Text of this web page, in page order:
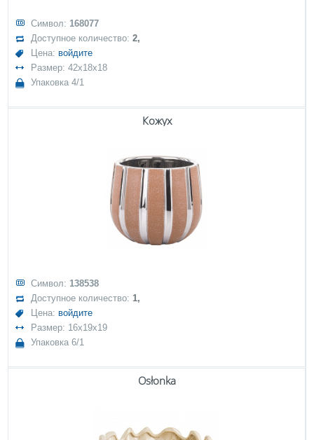
Символ: 168077
Доступное количество:2,
Цена: войдите
Размер: 42x18x18
Упаковка 4/1
Кожух
Символ: 138538
Доступное количество:1,
Цена: войдите
Размер: 16x19x19
Упаковка 6/1
Osłonka